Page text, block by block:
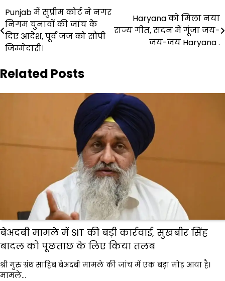
Post
navigation
Punjab में सुप्रीम कोर्ट ने नगर
निगम चुनावों की जांच के
दिए आदेश, पूर्व जज को सौंपी
जिम्मेदारी।
Haryana को मिला नया
राज्य गीत, सदन में गूंजा जय-
जय-जय Haryana .
Related Posts
बेअदबी मामले में SIT की बड़ी कार्रवाई, सुखबीर सिंह
बादल को पूछताछ के लिए किया तलब
श्री गुरु ग्रंथ साहिब बेअदबी मामले की जांच में एक बड़ा मोड़ आया है।
मामले…